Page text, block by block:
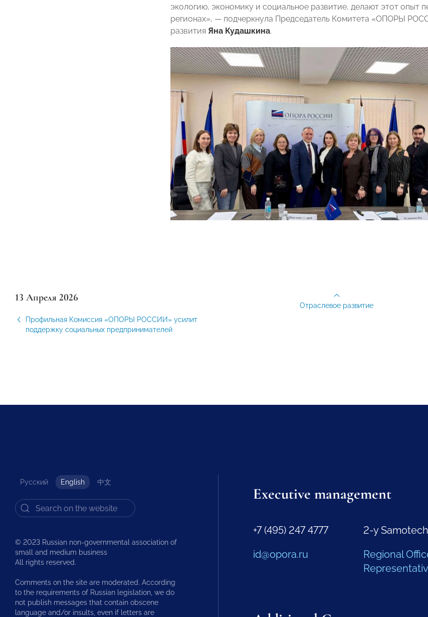
экологию, экономику и социальное развитие, делают этот опыт
регионах», — подчеркнула Председатель Комитета «ОПОРЫ
развития Яна Кудашкина.
13 Апреля 2026
Профильная Комиссия «ОПОРЫ РОССИИ» усилит
поддержку социальных предпринимателей
Отраслевое развитие
Русский English 中文
© 2023 Russian non-governmental association of
small and medium business
All rights reserved.
Comments on the site are moderated. According
to the requirements of Russian legislation, we do
not publish messages that contain obscene
language and/or insults, even if letters are
Executive management
+7 (495) 247 4777
id@opora.ru
2-y
Regional